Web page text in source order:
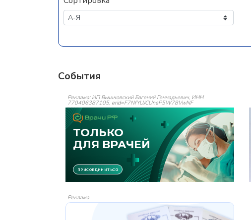
События
Реклама: ИП Вышковский Евгений Геннадьевич, ИНН
770406387105, erid=F7NfYUJCUneP5W78VwNF
Реклама